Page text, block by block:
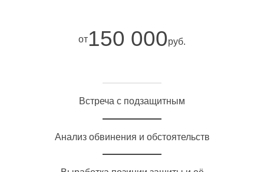
от150 000руб.
Встреча с подзащитным
Анализ обвинения и обстоятельств